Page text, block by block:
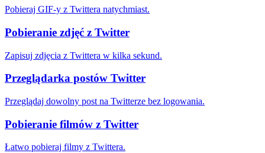
Pobieraj GIF-y z Twittera natychmiast.
Pobieranie zdjęć z Twitter
Zapisuj zdjęcia z Twittera w kilka sekund.
Przeglądarka postów Twitter
Przeglądaj dowolny post na Twitterze bez logowania.
Pobieranie filmów z Twitter
Łatwo pobieraj filmy z Twittera.